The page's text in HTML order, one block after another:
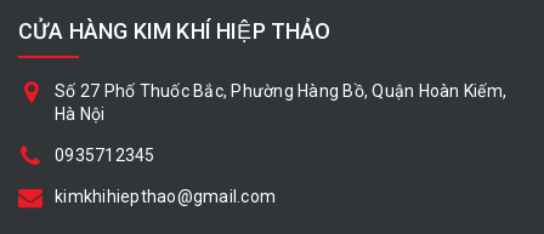
CỬA HÀNG KIM KHÍ HIỆP THẢO
Số 27 Phố Thuốc Bắc, Phường Hàng Bồ, Quận Hoàn Kiếm,
Hà Nội
0935712345
kimkhihiepthao@gmail.com